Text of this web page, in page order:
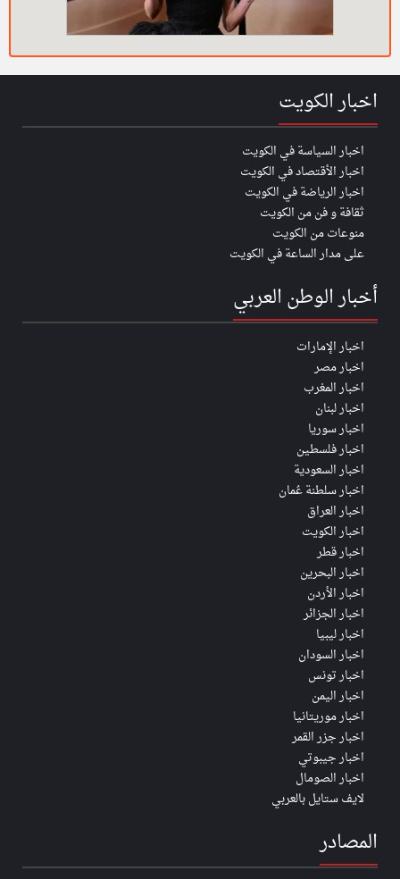
اخبار الكويت
اخبار السياسة في الكويت
اخبار الأقتصاد في الكويت
اخبار الرياضة في الكويت
ثقافة و فن من الكويت
منوعات من الكويت
على مدار الساعة في الكويت
أخبار الوطن العربي
اخبار الإمارات
اخبار مصر
اخبار المغرب
اخبار لبنان
اخبار سوريا
اخبار فلسطين
اخبار السعودية
اخبار سلطنة عُمان
اخبار العراق
اخبار الكويت
اخبار قطر
اخبار البحرين
اخبار الأردن
اخبار الجزائر
اخبار ليبيا
اخبار السودان
اخبار تونس
اخبار اليمن
اخبار موريتانيا
اخبار جزر القمر
اخبار جيبوتي
اخبار الصومال
لايف ستايل بالعربي
المصادر